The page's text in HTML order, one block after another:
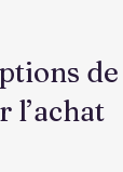
de
l’achat